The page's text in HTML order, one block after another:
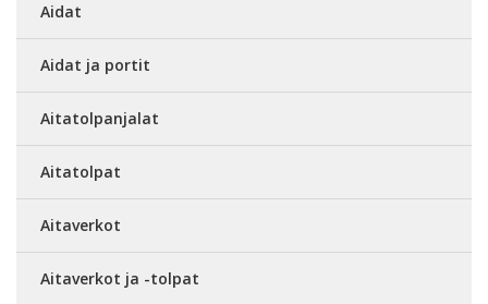
Aidat
Aidat ja portit
Aitatolpanjalat
Aitatolpat
Aitaverkot
Aitaverkot ja -tolpat